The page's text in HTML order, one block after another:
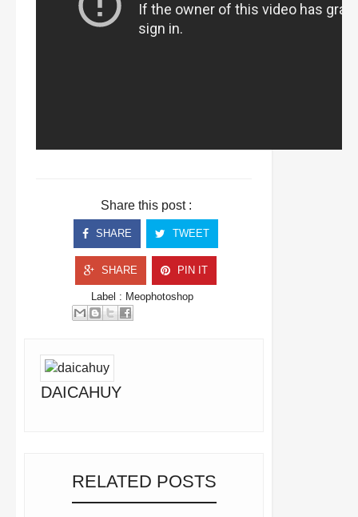
Share this post :
SHARE TWEET
SHARE PIN IT
Label : Meophotoshop
DAICAHUY
RELATED POSTS